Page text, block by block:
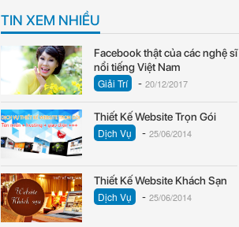
TIN XEM NHIỀU
Facebook thật của các nghệ sĩ
nổi tiếng Việt Nam
Giải Trí - 20/12/2017
Thiết Kế Website Trọn Gói
Dịch Vụ - 25/06/2014
Thiết Kế Website Khách Sạn
Dịch Vụ - 25/06/2014